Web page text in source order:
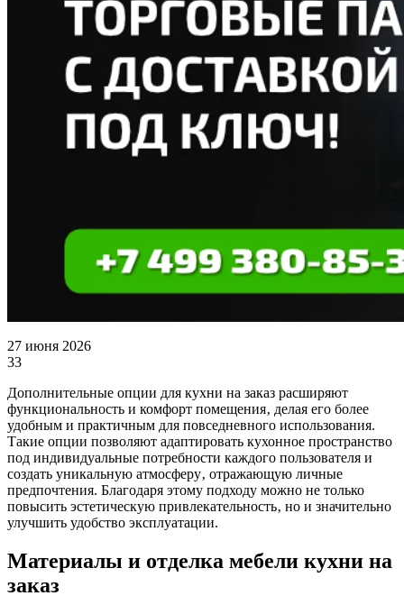
27 июня 2026
33
Дополнительные опции для кухни на заказ расширяют
функциональность и комфорт помещения‚ делая его более
удобным и практичным для повседневного использования.
Такие опции позволяют адаптировать кухонное пространство
под индивидуальные потребности каждого пользователя и
создать уникальную атмосферу‚ отражающую личные
предпочтения. Благодаря этому подходу можно не только
повысить эстетическую привлекательность‚ но и значительно
улучшить удобство эксплуатации.
Материалы и отделка мебели кухни на
заказ